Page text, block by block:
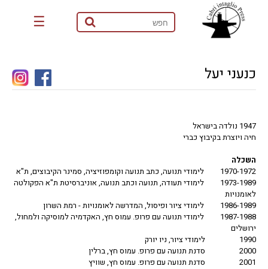
☰
כנעני יעל
1947 נולדה בישראל
חיה ויוצרת בקיבוץ כברי
השכלה
1970-1972 לימודי תנועה, כתב תנועה וקומפוזיציה, סמינר הקיבוצים, ת"א
1973-1989 לימודי תעודה, תנועה וכתב תנועה, אוניברסיטת ת"א הפקולטה
לאומנויות
1986-1989 לימודי ציור ופיסול, המדרשה לאומנויות - רמת השרון
1987-1988 לימודי תנועה עם פרופ. עמוס חץ, האקדמיה למוסיקה ולמחול,
ירושלים
1990 לימודי ציור, ניו יורק
2000 סדנת תנועה עם פרופ. עמוס חץ, ברלין
2001 סדנת תנועה עם פרופ. עמוס חץ, שוויץ